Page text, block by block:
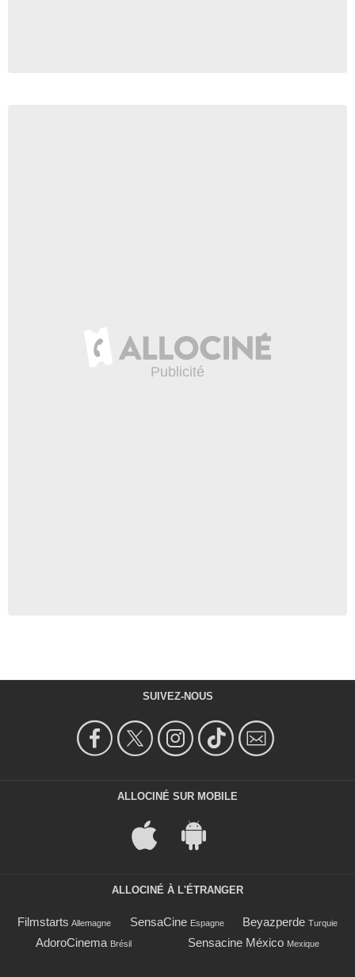
SUIVEZ-NOUS
ALLOCINÉ SUR MOBILE
ALLOCINÉ À L'ÉTRANGER
Filmstarts Allemagne SensaCine Espagne Beyazperde Turquie
AdoroCinema Brésil Sensacine México Mexique